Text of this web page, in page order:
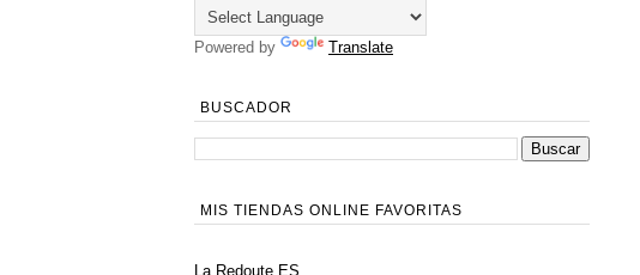
Powered by Translate
BUSCADOR
MIS TIENDAS ONLINE FAVORITAS
La Redoute ES